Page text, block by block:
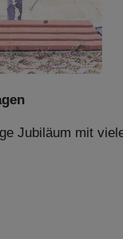
Jubiläum mit